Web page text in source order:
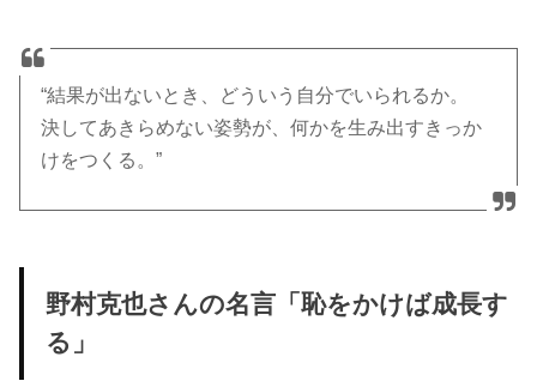
“結果が出ないとき、どういう自分でいられるか。
決してあきらめない姿勢が、何かを生み出すきっか
けをつくる。”
野村克也さんの名言「恥をかけば成長す
る」